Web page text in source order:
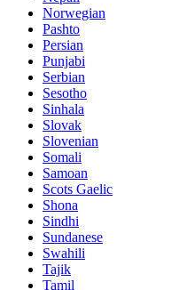
Norwegian
Pashto
Persian
Punjabi
Serbian
Sesotho
Sinhala
Slovak
Slovenian
Somali
Samoan
Scots Gaelic
Shona
Sindhi
Sundanese
Swahili
Tajik
Tamil